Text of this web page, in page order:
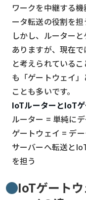
ワークを中継する
ータ転送の役割を担
しかし、ルーター
ありますが、現在
と考えられている
も「ゲートウェイ
ことも多いです。
IoTルーターとIoT
ルーター = 単純に
ゲートウェイ = デ
サーバーへ転送と
を担う
IoTゲート